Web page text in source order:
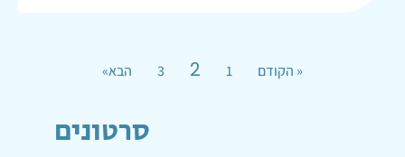
« הקודם 1
2
3 הבא»
סרטונים